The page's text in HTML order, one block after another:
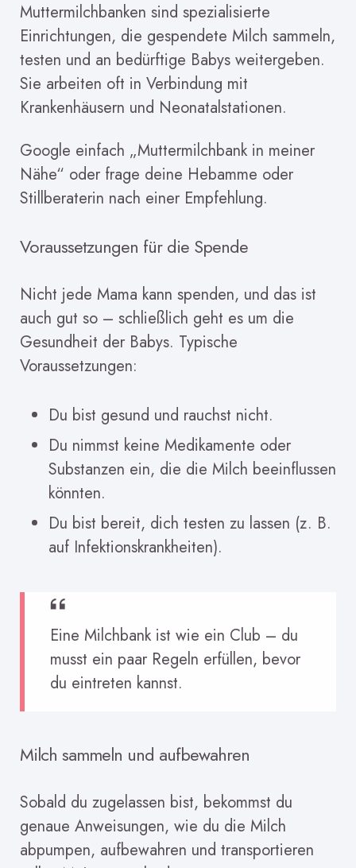
Muttermilchbanken sind spezialisierte
Einrichtungen, die gespendete Milch sammeln,
testen und an bedürftige Babys weitergeben.
Sie arbeiten oft in Verbindung mit
Krankenhäusern und Neonatalstationen.
Google einfach „Muttermilchbank in meiner
Nähe“ oder frage deine Hebamme oder
Stillberaterin nach einer Empfehlung.
Voraussetzungen für die Spende
Nicht jede Mama kann spenden, und das ist
auch gut so – schließlich geht es um die
Gesundheit der Babys. Typische
Voraussetzungen:
Du bist gesund und rauchst nicht.
Du nimmst keine Medikamente oder
Substanzen ein, die die Milch beeinflussen
könnten.
Du bist bereit, dich testen zu lassen (z. B.
auf Infektionskrankheiten).
Eine Milchbank ist wie ein Club – du
musst ein paar Regeln erfüllen, bevor
du eintreten kannst.
Milch sammeln und aufbewahren
Sobald du zugelassen bist, bekommst du
genaue Anweisungen, wie du die Milch
abpumpen, aufbewahren und transportieren